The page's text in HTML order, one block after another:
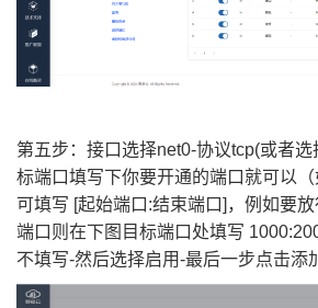
第五步：接口选择net0-协议tcp(或者选
标端口填写下你要开通的端口就可以
可填写 [起始端口:结束端口]，例如要
端口则在下图目标端口处填写
不填写-然后选择启用-最后一步点击添